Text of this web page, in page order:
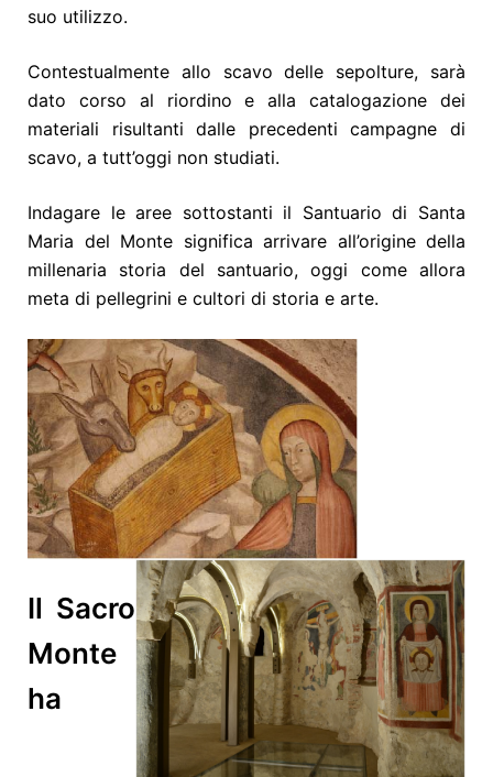
suo utilizzo.
Contestualmente allo scavo delle sepolture, sarà
dato corso al riordino e alla catalogazione dei
materiali risultanti dalle precedenti campagne di
scavo, a tutt’oggi non studiati.
Indagare le aree sottostanti il Santuario di Santa
Maria del Monte significa arrivare all’origine della
millenaria storia del santuario, oggi come allora
meta di pellegrini e cultori di storia e arte.
Il Sacro
Monte
ha